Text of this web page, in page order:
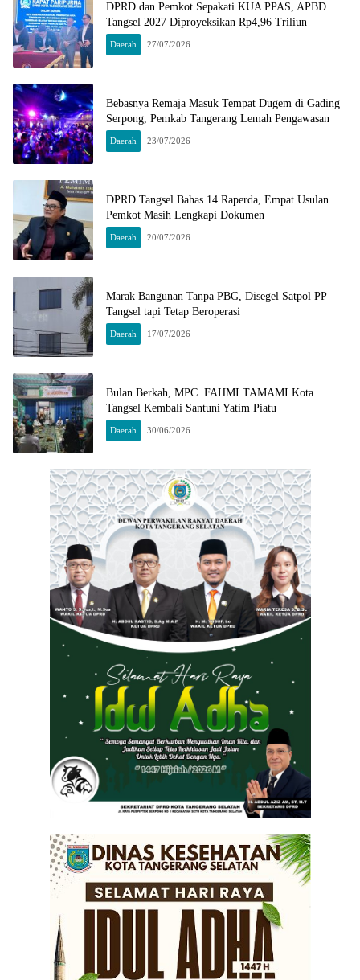
DPRD dan Pemkot Sepakati KUA PPAS, APBD
Tangsel 2027 Diproyeksikan Rp4,96 Triliun
Daerah 27/07/2026
Bebasnya Remaja Masuk Tempat Dugem di Gading
Serpong, Pemkab Tangerang Lemah Pengawasan
Daerah 23/07/2026
DPRD Tangsel Bahas 14 Raperda, Empat Usulan
Pemkot Masih Lengkapi Dokumen
Daerah 20/07/2026
Marak Bangunan Tanpa PBG, Disegel Satpol PP
Tangsel tapi Tetap Beroperasi
Daerah 17/07/2026
Bulan Berkah, MPC. FAHMI TAMAMI Kota
Tangsel Kembali Santuni Yatim Piatu
Daerah 30/06/2026